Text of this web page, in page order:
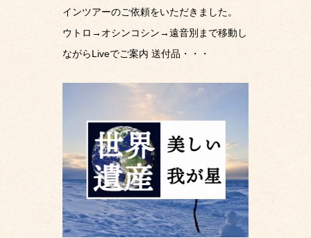
インツアーのご依頼をいただきました。
ウトロ→オシンコシン→遠音別まで移動し
ながらLiveでご案内 送付品・・・